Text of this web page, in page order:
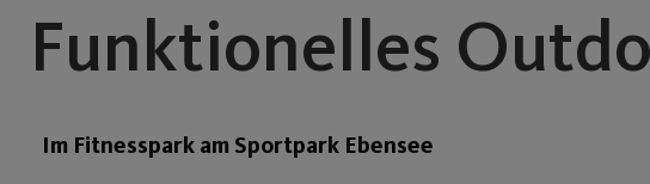
Funktionelles
Im Fitnesspark am Sportpark Ebensee